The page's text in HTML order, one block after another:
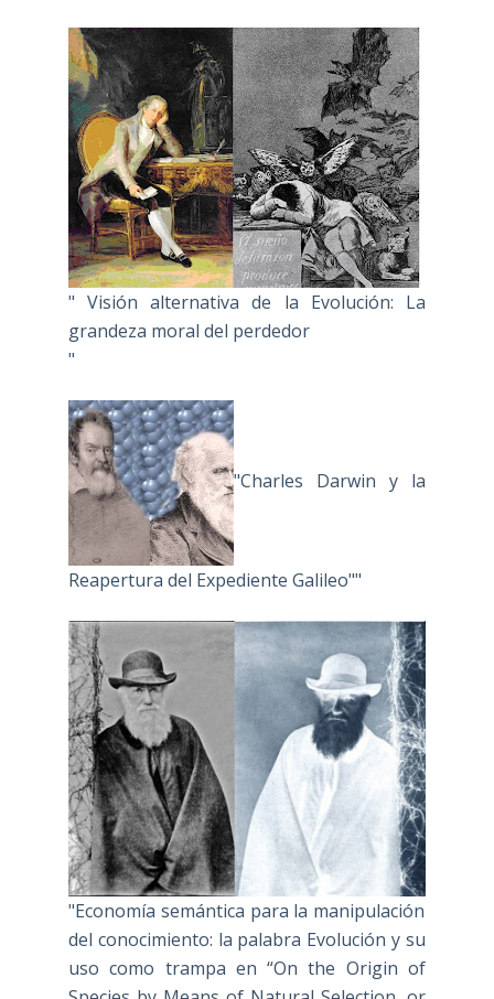
" Visión alternativa de la Evolución: La
grandeza moral del perdedor
"
"Charles Darwin y la
Reapertura del Expediente Galileo""
"Economía semántica para la manipulación
del conocimiento: la palabra Evolución y su
uso como trampa en “On the Origin of